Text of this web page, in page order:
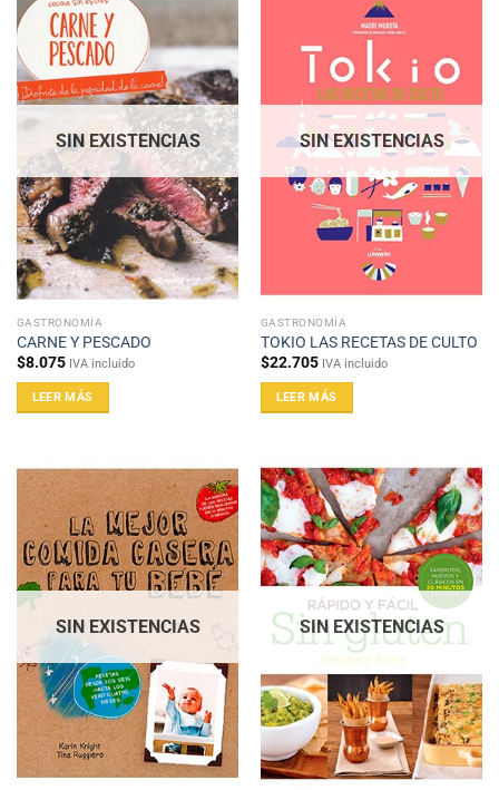
SIN EXISTENCIAS
GASTRONOMÍA
CARNE Y PESCADO
$8.075 IVA incluido
LEER MÁS
SIN EXISTENCIAS
GASTRONOMÍA
TOKIO LAS RECETAS DE CULTO
$22.705 IVA incluido
LEER MÁS
SIN EXISTENCIAS SIN EXISTENCIAS